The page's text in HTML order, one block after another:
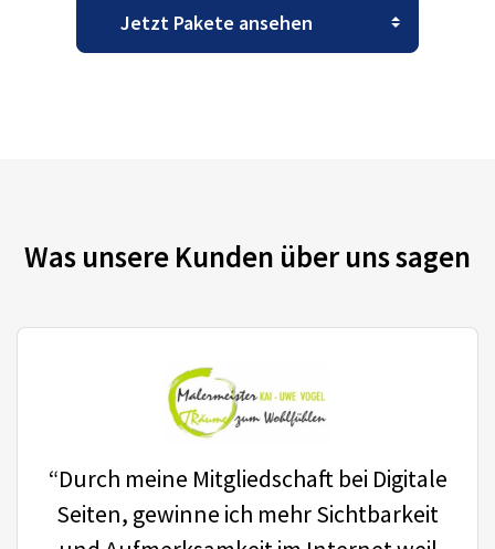
Was unsere Kunden über uns sagen
“Durch meine Mitgliedschaft bei Digitale
Seiten, gewinne ich mehr Sichtbarkeit